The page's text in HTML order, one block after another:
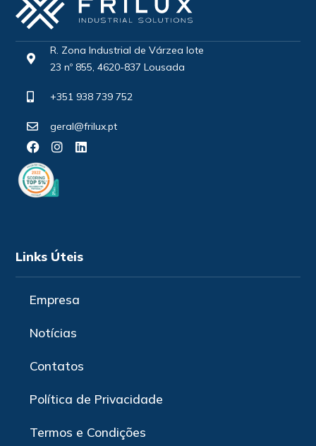
R. Zona Industrial de Várzea lote
23 nº 855, 4620-837 Lousada
+351 938 739 752
geral@frilux.pt
Links Úteis
Empresa
Notícias
Contatos
Política de Privacidade
Termos e Condições